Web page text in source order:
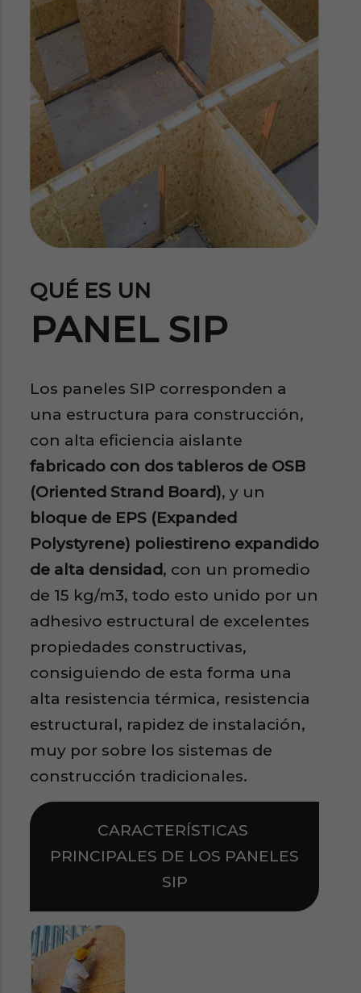
QUÉ ES UN
PANEL SIP
Los paneles SIP corresponden a
una estructura para construcción,
con alta eficiencia aislante
fabricado con dos tableros de OSB
(Oriented Strand Board), y un
bloque de EPS (Expanded
Polystyrene) poliestireno expandido
de alta densidad, con un promedio
de 15 kg/m3, todo esto unido por un
adhesivo estructural de excelentes
propiedades constructivas,
consiguiendo de esta forma una
alta resistencia térmica, resistencia
estructural, rapidez de instalación,
muy por sobre los sistemas de
construcción tradicionales.
CARACTERÍSTICAS
PRINCIPALES DE LOS PANELES
SIP